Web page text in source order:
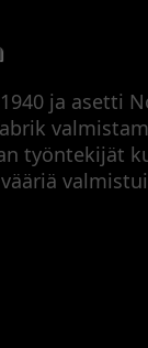
ja asetti
työntekijät